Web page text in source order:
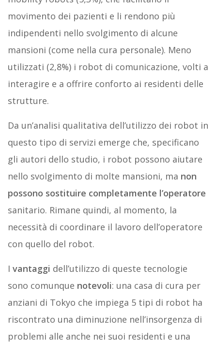
movimento dei pazienti e li rendono più
indipendenti nello svolgimento di alcune
mansioni (come nella cura personale). Meno
utilizzati (2,8%) i robot di comunicazione, volti a
interagire e a offrire conforto ai residenti delle
strutture.
Da un’analisi qualitativa dell’utilizzo dei robot in
questo tipo di servizi emerge che, specificano
gli autori dello studio, i robot possono aiutare
nello svolgimento di molte mansioni, ma non
possono sostituire completamente l’operatore
sanitario. Rimane quindi, al momento, la
necessità di coordinare il lavoro dell’operatore
con quello del robot.
I vantaggi dell’utilizzo di queste tecnologie
sono comunque notevoli: una casa di cura per
anziani di Tokyo che impiega 5 tipi di robot ha
riscontrato una diminuzione nell’insorgenza di
problemi alle anche nei suoi residenti e una